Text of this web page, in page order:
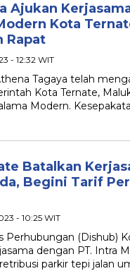
Ajukan
Kota
Rapat
- 12:32 WIT
Tagaya telah
Kota Ternate,
Modern.
Batalkan
Begini Tarif
- 10:25 WIT
Perhubungan (Dishub)
dengan PT. Intra
parkir tepi jalan